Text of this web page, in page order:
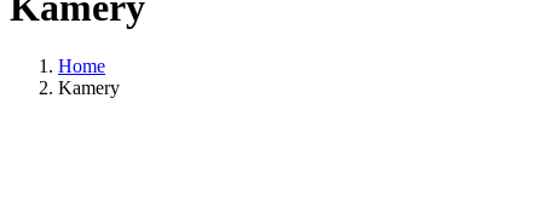
Home
Kamery